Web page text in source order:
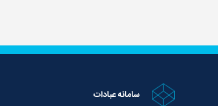
سامانه عبادات